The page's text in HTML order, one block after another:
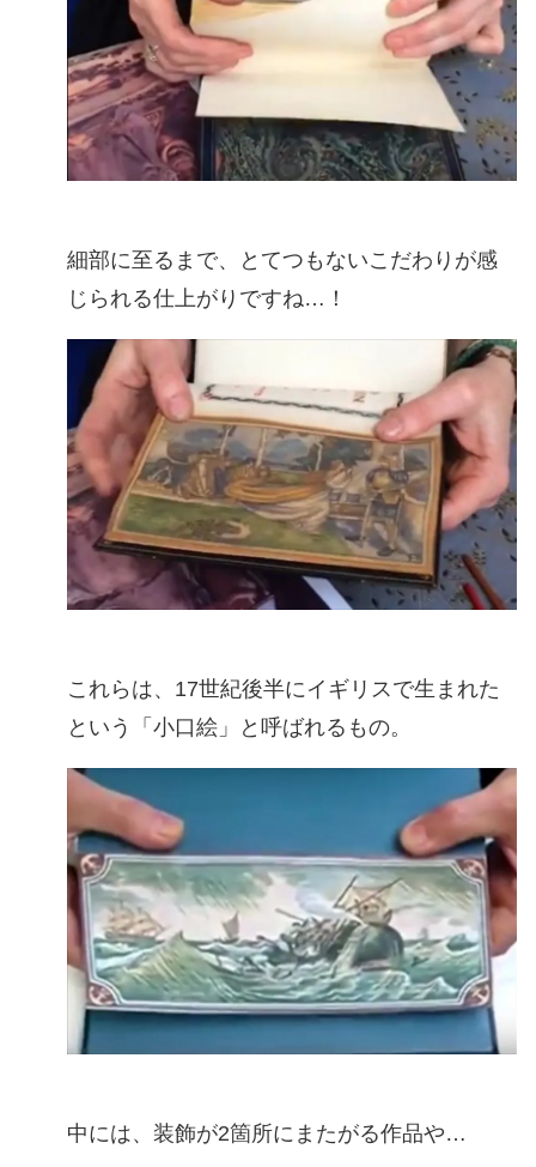
細部に至るまで、とてつもないこだわりが感
じられる仕上がりですね…！
これらは、17世紀後半にイギリスで生まれた
という「小口絵」と呼ばれるもの。
中には、装飾が2箇所にまたがる作品や…